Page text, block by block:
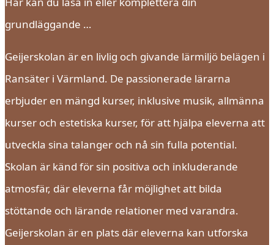
grundläggande …
Geijerskolan är en livlig och givande lärmiljö belägen i
Ransäter i Värmland. De passionerade lärarna
erbjuder en mängd kurser, inklusive musik, allmänna
kurser och estetiska kurser, för att hjälpa eleverna att
utveckla sina talanger och nå sin fulla potential.
Skolan är känd för sin positiva och inkluderande
atmosfär, där eleverna får möjlighet att bilda
stöttande och lärande relationer med varandra.
Geijerskolan är en plats där eleverna kan utforska